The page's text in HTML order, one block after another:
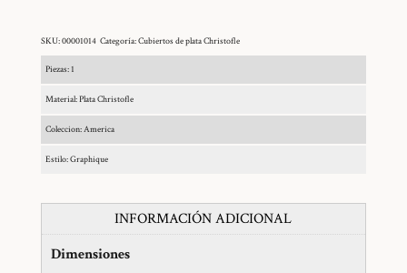
SKU:00001014 Categoría:Cubiertos de plata Christofle
Piezas: 1
Material: Plata Christofle
Coleccion: America
Estilo: Graphique
INFORMACIÓN ADICIONAL
Dimensiones